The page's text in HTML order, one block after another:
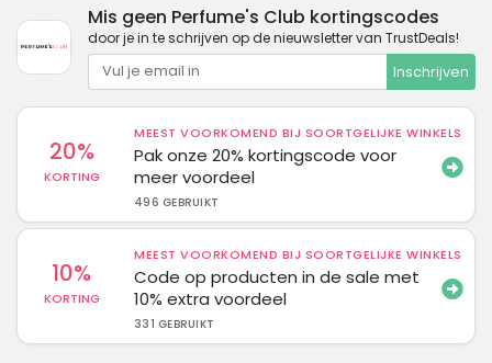
Mis geen Perfume's Club kortingscodes
door je in te schrijven op de nieuwsletter van TrustDeals!
Inschrijven
20%
KORTING
MEEST VOORKOMEND BIJ SOORTGELIJKE WINKELS
Pak onze 20% kortingscode voor
meer voordeel
496 GEBRUIKT
10%
KORTING
MEEST VOORKOMEND BIJ SOORTGELIJKE WINKELS
Code op producten in de sale met
10% extra voordeel
331 GEBRUIKT